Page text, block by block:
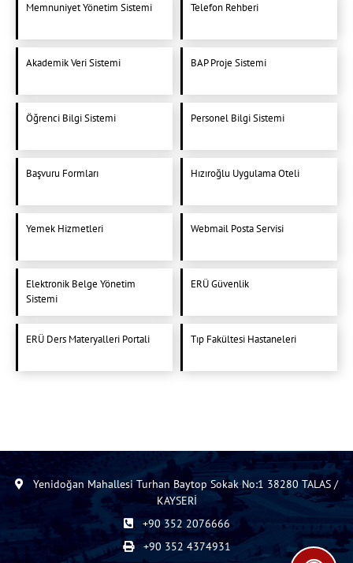
Memnuniyet Yönetim Sistemi Telefon Rehberi
Akademik Veri Sistemi BAP Proje Sistemi
Öğrenci Bilgi Sistemi Personel Bilgi Sistemi
Başvuru Formları Hızıroğlu Uygulama Oteli
Yemek Hizmetleri Webmail Posta Servisi
Elektronik Belge Yönetim
Sistemi
ERÜ Güvenlik
ERÜ Ders Materyalleri Portali Tıp Fakültesi Hastaneleri
Yenidoğan Mahallesi Turhan Baytop Sokak No:1 38280 TALAS /
KAYSERİ
+90 352 2076666
+90 352 4374931